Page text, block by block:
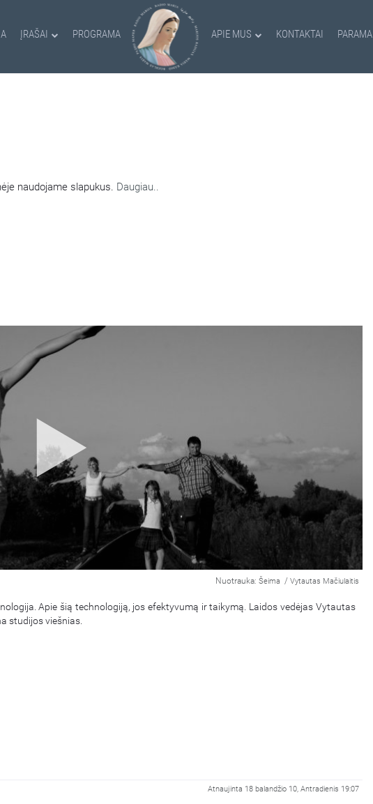
ĮRAŠAI PROGRAMA APIE MUS KONTAKTAI PARAMA
naudojame slapukus. Daugiau..
Nuotrauka: Šeima / Vytautas Mačiulaitis
Apie šią technologiją, jos efektyvumą ir taikymą. Laidos vedėjas Vytautas
studijos viešnias.
Atnaujinta 18 balandžio 10, Antradienis 19:07